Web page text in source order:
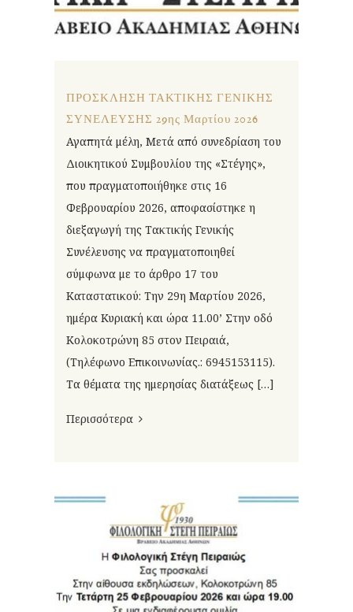
ΠΡΟΣΚΛΗΣΗ ΤΑΚΤΙΚΗΣ ΓΕΝΙΚΗΣ
ΣΥΝΕΛΕΥΣΗΣ 29ης Μαρτίου 2026
Αγαπητά μέλη, Μετά από συνεδρίαση του
Διοικητικού Συμβουλίου της «Στέγης»,
που πραγματοποιήθηκε στις 16
Φεβρουαρίου 2026, αποφασίστηκε η
διεξαγωγή της Τακτικής Γενικής
Συνέλευσης να πραγματοποιηθεί
σύμφωνα με το άρθρο 17 του
Καταστατικού: Την 29η Μαρτίου 2026,
ημέρα Κυριακή και ώρα 11.00’ Στην οδό
Κολοκοτρώνη 85 στον Πειραιά,
(Τηλέφωνο Επικοινωνίας.: 6945153115).
Τα θέματα της ημερησίας διατάξεως […]
Περισσότερα